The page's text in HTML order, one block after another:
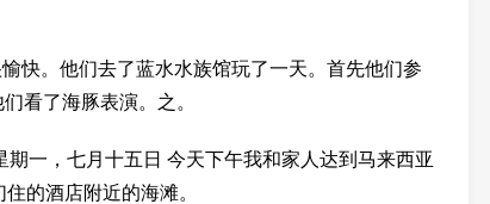
快。他们去了蓝水水族馆玩了一天。首先他们参
看了海豚表演。之。
一，七月十五日 今天下午我和家人达到马来西亚
的酒店附近的海滩。